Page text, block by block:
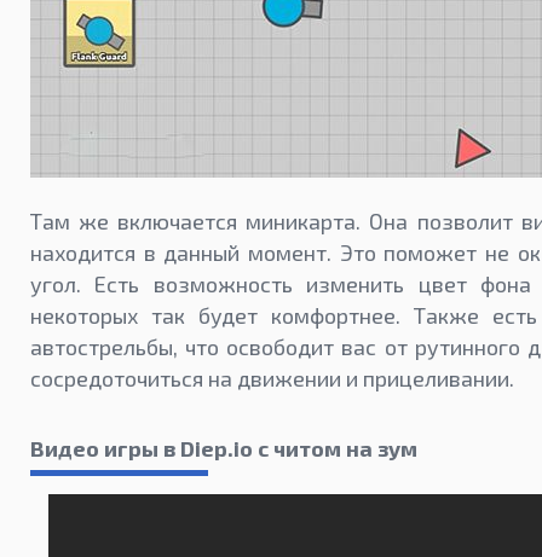
Там же включается миникарта. Она позволит
находится в данный момент. Это поможет не
угол. Есть возможность изменить цвет
некоторых так будет комфортнее. Также
автострельбы, что освободит вас от рутинного
сосредоточиться на движении и прицеливании.
Видео игры в Diep.io с читом на зум